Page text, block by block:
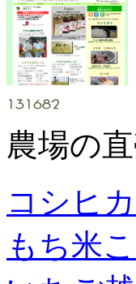
農場の
コシヒ
もち米